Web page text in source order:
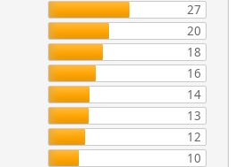
27
20
18
16
14
13
12
10